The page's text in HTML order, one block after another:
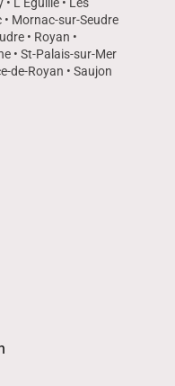
• Mornac-sur-Seudre
• Royan •
• St-Palais-sur-Mer
de-Royan • Saujon